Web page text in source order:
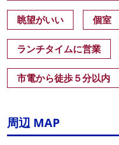
眺望がいい 個室
ランチタイムに営業
市電から徒歩５分以内
周辺 MAP